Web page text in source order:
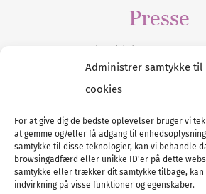
Administrer samtykke til
cookies
For at give dig de bedste oplevelser bruger vi
at gemme og/eller få adgang til
samtykke til disse teknologier, kan vi behandle
browsingadfærd eller unikke ID'er på dette
samtykke eller trækker dit samtykke tilbage, kan
indvirkning på visse funktioner og egenskaber.
Presse
Tilmeld dig vores
Tel :89 88 13 90
E-post:
Nordic Bridal Media